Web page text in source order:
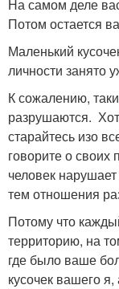
На самом деле
Потом остается
Маленький
личности занято
К сожалению,
разрушаются.
старайтесь изо
говорите о своих
человек
тем отношения
Потому что
территорию, на
где было ваше
кусочек вашего